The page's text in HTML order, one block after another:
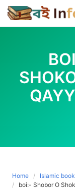
Skip
to
content
Home
Islamic
boi:- Shobor O